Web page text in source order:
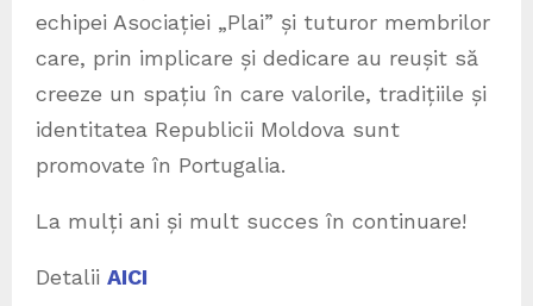
echipei Asociației „Plai” și tuturor membrilor
care, prin implicare și dedicare au reușit să
creeze un spațiu în care valorile, tradițiile și
identitatea Republicii Moldova sunt
promovate în Portugalia.
La mulți ani și mult succes în continuare!
Detalii AICI